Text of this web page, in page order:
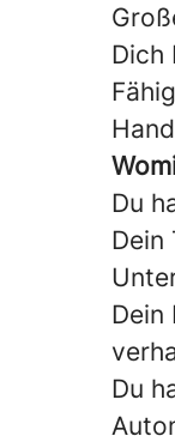
Dich
Du
Dein
Dein
Du